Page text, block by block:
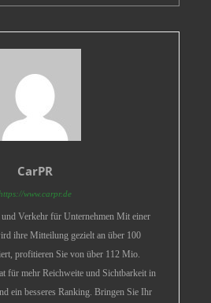
CarPR
www.carpr.de
Verkehr für Unternehmen Mit einer
ihre Mitteilung gezielt an über 100
profitieren Sie von über 112 Mio.
für mehr Reichweite und Sichtbarkeit in
ein besseres Ranking. Bringen Sie Ihr